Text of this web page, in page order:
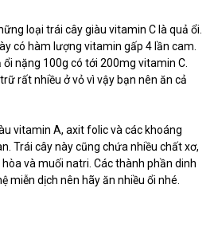
loại trái cây giàu vitamin C là quả ổi.
có hàm lượng vitamin gấp 4 lần cam.
nặng 100g có tới 200mg vitamin C.
rất nhiều ở vỏ vì vậy bạn nên ăn cả
vitamin A, axit folic và các khoáng
Trái cây này cũng chứa nhiều chất xơ,
và muối natri. Các thành phần dinh
miễn dịch nên hãy ăn nhiều ổi nhé.